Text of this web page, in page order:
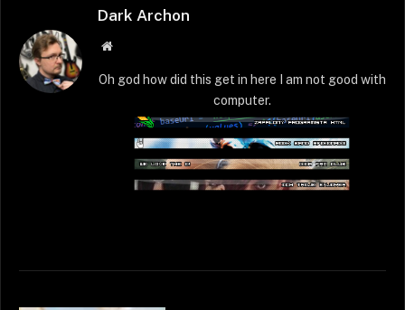
Dark Archon
Strona
Oh god how did this get in here I am not good with
computer.